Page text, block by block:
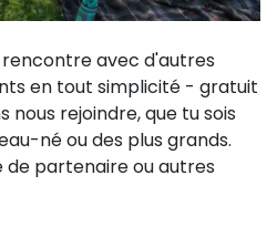
avec d'autres
en tout simplicité - gratuit
nous rejoindre, que tu sois
né ou des plus grands.
de partenaire ou autres